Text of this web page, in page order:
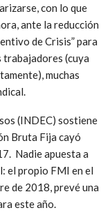
con lo que
ante la reducción
de Crisis” para
trabajadores (cuya
muchas
(INDEC) sostiene
Bruta Fija cayó
Nadie apuesta a
el propio FMI en el
de 2018, prevé una
este año.